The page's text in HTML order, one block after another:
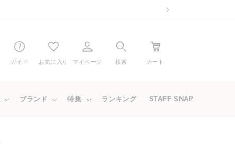
ガイド お気に入り マイページ 検索 カート
ブランド 特集 ランキング STAFF SNAP